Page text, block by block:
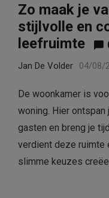
Zo maak je
stijlvolle en
leefruimte
Jan De Volder 04/08/
De woonkamer is
woning. Hier ontspan
gasten en breng je
verdient deze ruimte
slimme keuzes